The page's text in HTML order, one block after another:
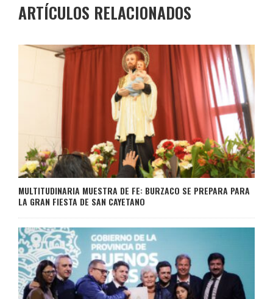
ARTÍCULOS RELACIONADOS
MULTITUDINARIA MUESTRA DE FE: BURZACO SE PREPARA PARA
LA GRAN FIESTA DE SAN CAYETANO